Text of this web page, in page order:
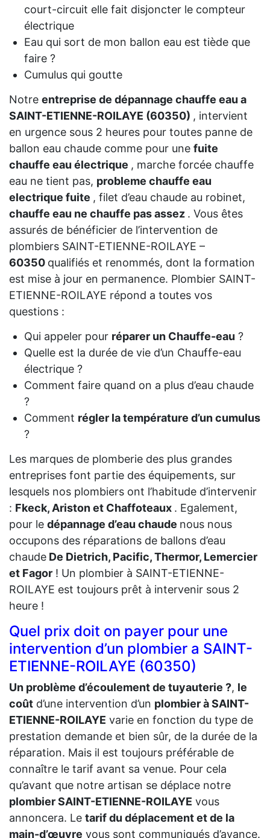
court-circuit elle fait disjoncter le compteur
électrique
Eau qui sort de mon ballon eau est tiède que
faire ?
Cumulus qui goutte
Notre entreprise de dépannage chauffe eau a
SAINT-ETIENNE-ROILAYE (60350) , intervient
en urgence sous 2 heures pour toutes panne de
ballon eau chaude comme pour une fuite
chauffe eau électrique , marche forcée chauffe
eau ne tient pas, probleme chauffe eau
electrique fuite , filet d’eau chaude au robinet,
chauffe eau ne chauffe pas assez . Vous êtes
assurés de bénéficier de l’intervention de
plombiers SAINT-ETIENNE-ROILAYE –
60350 qualifiés et renommés, dont la formation
est mise à jour en permanence. Plombier SAINT-
ETIENNE-ROILAYE répond a toutes vos
questions :
Qui appeler pour réparer un Chauffe-eau ?
Quelle est la durée de vie d’un Chauffe-eau
électrique ?
Comment faire quand on a plus d’eau chaude
?
Comment régler la température d’un cumulus
?
Les marques de plomberie des plus grandes
entreprises font partie des équipements, sur
lesquels nos plombiers ont l’habitude d’intervenir
: Fkeck, Ariston et Chaffoteaux . Egalement,
pour le dépannage d’eau chaude nous nous
occupons des réparations de ballons d’eau
chaude De Dietrich, Pacific, Thermor, Lemercier
et Fagor ! Un plombier à SAINT-ETIENNE-
ROILAYE est toujours prêt à intervenir sous 2
heure !
Quel prix doit on payer pour une
intervention d’un plombier a SAINT-
ETIENNE-ROILAYE (60350)
Un problème d’écoulement de tuyauterie ?, le
coût d’une intervention d’un plombier à SAINT-
ETIENNE-ROILAYE varie en fonction du type de
prestation demande et bien sûr, de la durée de la
réparation. Mais il est toujours préférable de
connaître le tarif avant sa venue. Pour cela
qu’avant que notre artisan se déplace notre
plombier SAINT-ETIENNE-ROILAYE vous
annoncera. Le tarif du déplacement et de la
main-d’œuvre vous sont communiqués d’avance.